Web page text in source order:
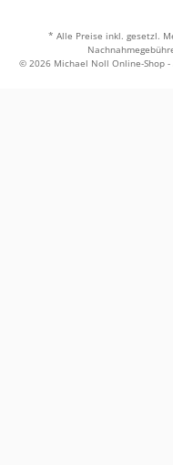
* Alle Preise inkl. gesetzl.
© 2026 Michael Noll Online-Shop